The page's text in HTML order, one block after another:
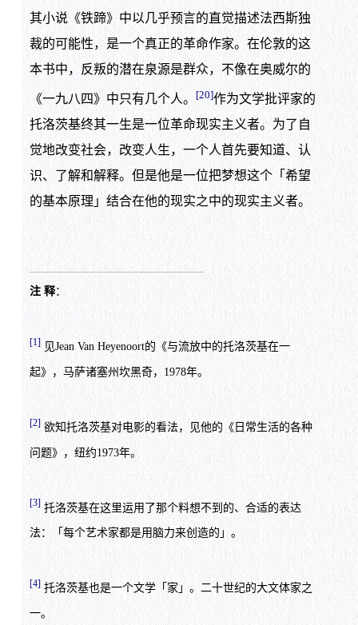
其小说《铁蹄》中以几乎预言的直觉描述法西斯独
裁的可能性，是一个真正的革命作家。在伦敦的这
本书中，反叛的潜在泉源是群众，不像在奥威尔的
《一九八四》中只有几个人。 [20]作为文学批评家的
托洛茨基终其一生是一位革命现实主义者。为了自
觉地改变社会，改变人生，一个人首先要知道、认
识、了解和解释。但是他是一位把梦想这个「希望
的基本原理」结合在他的现实之中的现实主义者。
注 释：
[1] 见Jean Van Heyenoort的《与流放中的托洛茨基在一
起》，马萨诸塞州坎黑奇，1978年。
[2]欲知托洛茨基对电影的看法，见他的《日常生活的各种
问题》，纽约1973年。
[3] 托洛茨基在这里运用了那个料想不到的、合适的表达
法：「每个艺术家都是用脑力来创造的」。
[4] 托洛茨基也是一个文学「家」。二十世纪的大文体家之
一。